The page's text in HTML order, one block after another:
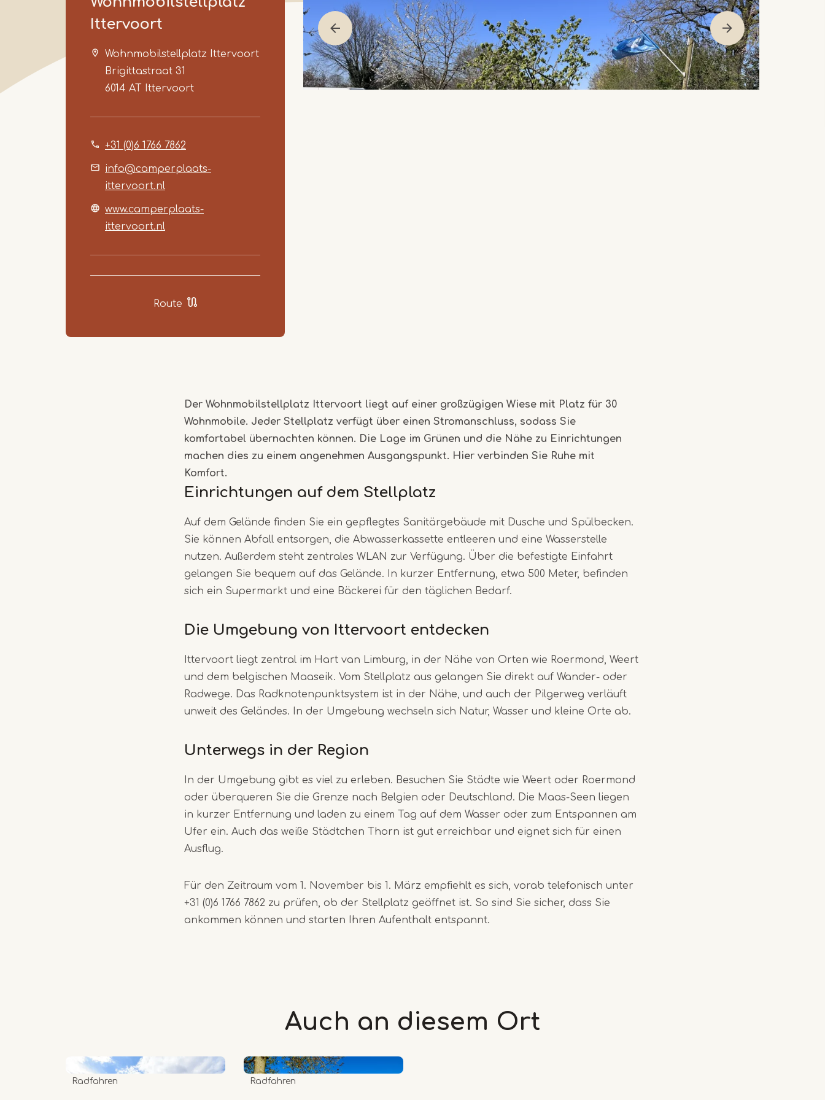
Ittervoort
Wohnmobilstellplatz Ittervoort
Brigittastraat 31
6014 AT Ittervoort
+31 (0)6 1766 7862
info@camperplaats-
ittervoort.nl
www.camperplaats-
ittervoort.nl
Route
Der Wohnmobilstellplatz Ittervoort liegt auf einer großzügigen Wiese mit Platz für 30
Wohnmobile. Jeder Stellplatz verfügt über einen Stromanschluss, sodass Sie
komfortabel übernachten können. Die Lage im Grünen und die Nähe zu Einrichtungen
machen dies zu einem angenehmen Ausgangspunkt. Hier verbinden Sie Ruhe mit
Komfort.
Einrichtungen auf dem Stellplatz
Auf dem Gelände finden Sie ein gepflegtes Sanitärgebäude mit Dusche und Spülbecken.
Sie können Abfall entsorgen, die Abwasserkassette entleeren und eine Wasserstelle
nutzen. Außerdem steht zentrales WLAN zur Verfügung. Über die befestigte Einfahrt
gelangen Sie bequem auf das Gelände. In kurzer Entfernung, etwa 500 Meter, befinden
sich ein Supermarkt und eine Bäckerei für den täglichen Bedarf.
Die Umgebung von Ittervoort entdecken
Ittervoort liegt zentral im Hart van Limburg, in der Nähe von Orten wie Roermond, Weert
und dem belgischen Maaseik. Vom Stellplatz aus gelangen Sie direkt auf Wander- oder
Radwege. Das Radknotenpunktsystem ist in der Nähe, und auch der Pilgerweg verläuft
unweit des Geländes. In der Umgebung wechseln sich Natur, Wasser und kleine Orte ab.
Unterwegs in der Region
In der Umgebung gibt es viel zu erleben. Besuchen Sie Städte wie Weert oder Roermond
oder überqueren Sie die Grenze nach Belgien oder Deutschland. Die Maas-Seen liegen
in kurzer Entfernung und laden zu einem Tag auf dem Wasser oder zum Entspannen am
Ufer ein. Auch das weiße Städtchen Thorn ist gut erreichbar und eignet sich für einen
Ausflug.
Für den Zeitraum vom 1. November bis 1. März empfiehlt es sich, vorab telefonisch unter
+31 (0)6 1766 7862 zu prüfen, ob der Stellplatz geöffnet ist. So sind Sie sicher, dass Sie
ankommen können und starten Ihren Aufenthalt entspannt.
Auch an diesem Ort
Radfahren Radfahren